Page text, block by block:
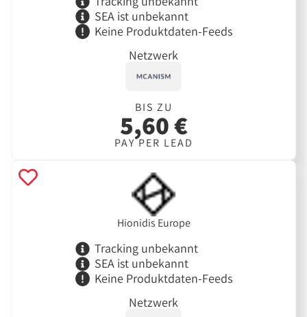
SEA ist unbekannt
Keine Produktdaten-Feeds
Netzwerk
BIS ZU
5,60 €
PAY PER LEAD
Hionidis Europe
Tracking unbekannt
SEA ist unbekannt
Keine Produktdaten-Feeds
Netzwerk